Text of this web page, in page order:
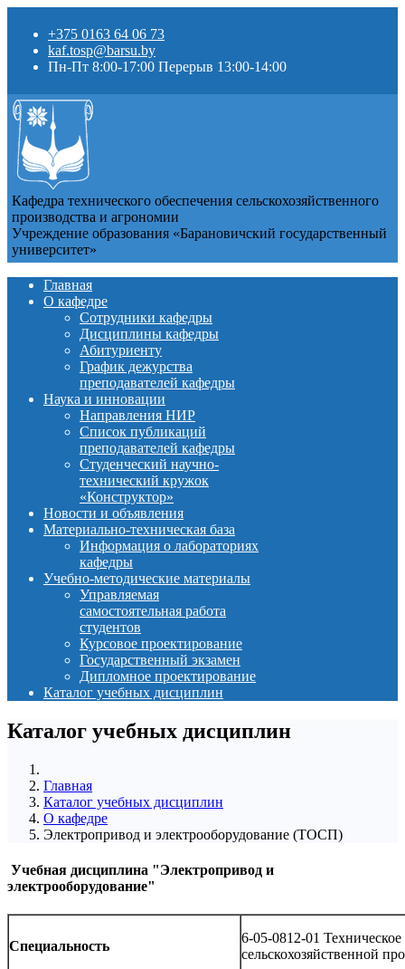
+375 0163 64 06 73
kaf.tosp@barsu.by
Пн-Пт 8:00-17:00 Перерыв 13:00-14:00
Кафедра технического обеспечения сельскохозяйственного
производства и агрономии
Учреждение образования «Барановичский государственный
университет»
Главная
О кафедре
Сотрудники кафедры
Дисциплины кафедры
Абитуриенту
График дежурства
преподавателей кафедры
Наука и инновации
Направления НИР
Список публикаций
преподавателей кафедры
Студенческий научно-
технический кружок
«Конструктор»
Новости и объявления
Материально-техническая база
Информация о лабораториях
кафедры
Учебно-методические материалы
Управляемая
самостоятельная работа
студентов
Курсовое проектирование
Государственный экзамен
Дипломное проектирование
Каталог учебных дисциплин
Каталог учебных дисциплин
Главная
Каталог учебных дисциплин
О кафедре
Электропривод и электрооборудование (ТОСП)
Учебная дисциплина "Электропривод и
электрооборудование"
Специальность
6-05-0812-01
сельскохозяйственной